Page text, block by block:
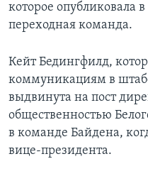
которое опубликовала
переходная команда.
Кейт Бедингфилд,
коммуникациям в
выдвинута на пост
общественностью
в команде Байдена,
вице-президента.